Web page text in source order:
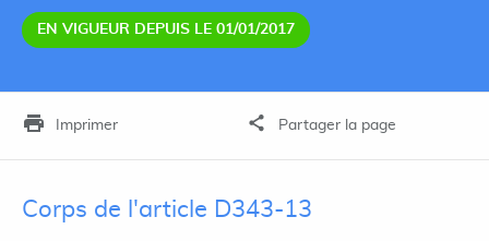
EN VIGUEUR DEPUIS LE 01/01/2017
Imprimer Partager la page
Corps de l'article D343-13